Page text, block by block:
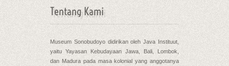
Tentang Kami
Museum Sonobudoyo didirikan oleh Java Instituut,
yaitu Yayasan Kebudayaan Jawa, Bali, Lombok,
dan Madura pada masa kolonial yang anggotanya